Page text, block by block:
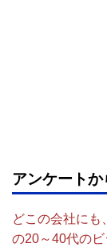
アンケート
どこの会社にも
の20～40代の